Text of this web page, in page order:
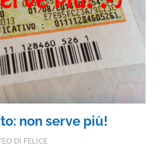
non serve più!
DI FELICE